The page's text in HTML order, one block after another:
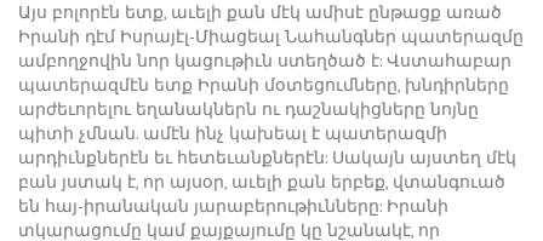
Այս բոլորէն ետք, աւելի քան մէկ ամիսէ ընթացք առած
Իրանի դէմ Իսրայէլ-Միացեալ Նահանգներ պատերազմը
ամբողջովին նոր կացութիւն ստեղծած է: Վստահաբար
պատերազմէն ետք Իրանի մօտեցումները, խնդիրները
արժեւորելու եղանակներն ու դաշնակիցները նոյնը
պիտի չմնան. ամէն ինչ կախեալ է պատերազմի
արդիւնքներէն եւ հետեւանքներէն: Սակայն այստեղ մէկ
բան յստակ է, որ այսօր, աւելի քան երբեք, վտանգուած
են հայ-իրանական յարաբերութիւնները: Իրանի
տկարացումը կամ քայքայումը կը նշանակէ, որ